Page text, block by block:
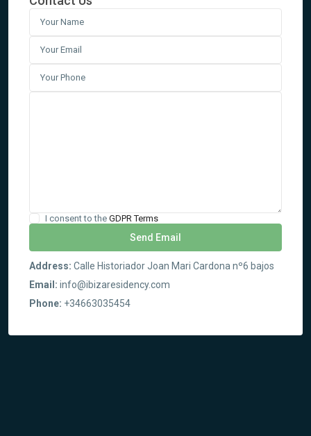
I consent to the GDPR Terms
Address: Calle Historiador Joan Mari Cardona nº6 bajos
Email: info@ibizaresidency.com
Phone: +34663035454
Carrer del Capsigrany 7
+34663035454
info@ibizaresidency.com